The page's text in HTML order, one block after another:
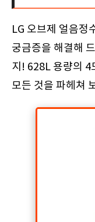
LG 오브제 얼음정
궁금증을 해결해
지! 628L 용량의 4
모든 것을 파헤쳐